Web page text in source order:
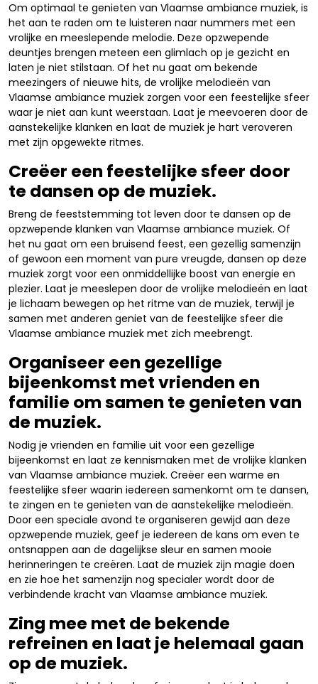
Om optimaal te genieten van Vlaamse ambiance muziek, is
het aan te raden om te luisteren naar nummers met een
vrolijke en meeslepende melodie. Deze opzwepende
deuntjes brengen meteen een glimlach op je gezicht en
laten je niet stilstaan. Of het nu gaat om bekende
meezingers of nieuwe hits, de vrolijke melodieën van
Vlaamse ambiance muziek zorgen voor een feestelijke sfeer
waar je niet aan kunt weerstaan. Laat je meevoeren door de
aanstekelijke klanken en laat de muziek je hart veroveren
met zijn opgewekte ritmes.
Creëer een feestelijke sfeer door
te dansen op de muziek.
Breng de feeststemming tot leven door te dansen op de
opzwepende klanken van Vlaamse ambiance muziek. Of
het nu gaat om een bruisend feest, een gezellig samenzijn
of gewoon een moment van pure vreugde, dansen op deze
muziek zorgt voor een onmiddellijke boost van energie en
plezier. Laat je meeslepen door de vrolijke melodieën en laat
je lichaam bewegen op het ritme van de muziek, terwijl je
samen met anderen geniet van de feestelijke sfeer die
Vlaamse ambiance muziek met zich meebrengt.
Organiseer een gezellige
bijeenkomst met vrienden en
familie om samen te genieten van
de muziek.
Nodig je vrienden en familie uit voor een gezellige
bijeenkomst en laat ze kennismaken met de vrolijke klanken
van Vlaamse ambiance muziek. Creëer een warme en
feestelijke sfeer waarin iedereen samenkomt om te dansen,
te zingen en te genieten van de aanstekelijke melodieën.
Door een speciale avond te organiseren gewijd aan deze
opzwepende muziek, geef je iedereen de kans om even te
ontsnappen aan de dagelijkse sleur en samen mooie
herinneringen te creëren. Laat de muziek zijn magie doen
en zie hoe het samenzijn nog specialer wordt door de
verbindende kracht van Vlaamse ambiance muziek.
Zing mee met de bekende
refreinen en laat je helemaal gaan
op de muziek.